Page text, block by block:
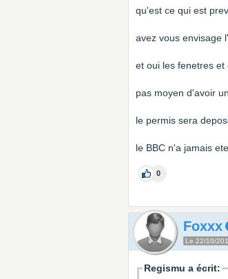
qu'est ce qui est
avez vous envisage
et oui les fenetres et
pas moyen d'avoir
le permis sera
le BBC n'a jamais
0
Foxxx
Le 22/10/
Regismu a écrit: